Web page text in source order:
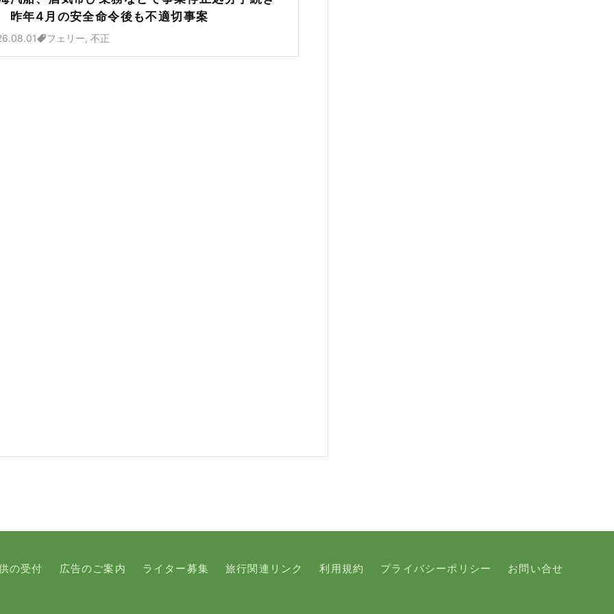
年4月の安全命令後も不適切事案
フェリー, 不正
の受付 広告のご案内 ライター募集 旅行関連リンク 利用規約 プライバシーポリシー お問い合せ